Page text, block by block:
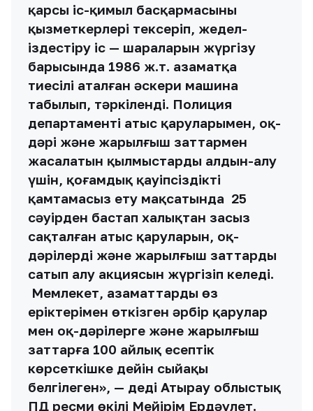
қарсы іс-қимыл басқармасының
қызметкерлері тексеріп, жедел-
іздестіру іс — шараларын жүргізу
барысында 1986 ж.т. азаматқа
тиесілі аталған әскери машина
табылып, тәркіленді. Полиция
департаменті атыс қаруларымен, оқ-
дәрі және жарылғыш заттармен
жасалатын қылмыстардың алдын-алу
үшін, қоғамдық қауіпсіздікті
қамтамасыз ету мақсатында 25
сәуірден бастап халықтан заңсыз
сақталған атыс қаруларын, оқ-
дәрілерді және жарылғыш заттарды
сатып алу акциясын жүргізіп келеді.
Мемлекет, азаматтардың өз
еріктерімен өткізген әрбір қарулар
мен оқ-дәрілерге және жарылғыш
заттарға 100 айлық есептік
көрсеткішке дейін сыйақы
белгілеген», — деді Атырау облыстық
ПД ресми өкілі Мейірім Ердәулет.